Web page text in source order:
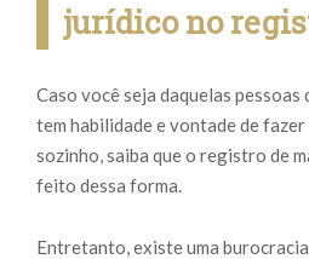
jurídico no
Caso você seja daquelas pessoas
tem habilidade e vontade de
sozinho, saiba que o registro de
feito dessa forma.
Entretanto, existe uma